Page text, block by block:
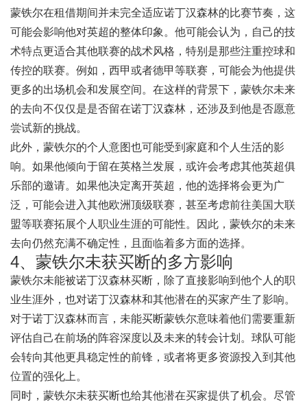
蒙铁尔在租借期间并未完全适应诺丁汉森林的比赛节奏，这
可能会影响他对英超的整体印象。他可能会认为，自己的技
术特点更适合其他联赛的战术风格，特别是那些注重控球和
传控的联赛。例如，西甲或者德甲等联赛，可能会为他提供
更多的出场机会和发展空间。在这样的背景下，蒙铁尔未来
的去向不仅仅是是否留在诺丁汉森林，还涉及到他是否愿意
尝试新的挑战。
此外，蒙铁尔的个人意图也可能受到家庭和个人生活的影
响。如果他倾向于留在英格兰发展，或许会考虑其他英超俱
乐部的邀请。如果他决定离开英超，他的选择将会更为广
泛，可能会进入其他欧洲顶级联赛，甚至考虑前往美国大联
盟等联赛拓展个人职业生涯的可能性。因此，蒙铁尔的未来
去向仍然充满不确定性，且面临着多方面的选择。
4、蒙铁尔未获买断的多方影响
蒙铁尔未能被诺丁汉森林买断，除了直接影响到他个人的职
业生涯外，也对诺丁汉森林和其他潜在的买家产生了影响。
对于诺丁汉森林而言，未能买断蒙铁尔意味着他们需要重新
评估自己在前场的阵容深度以及未来的转会计划。球队可能
会转向其他更具稳定性的前锋，或者将更多资源投入到其他
位置的强化上。
同时，蒙铁尔未获买断也给其他潜在买家提供了机会。尽管